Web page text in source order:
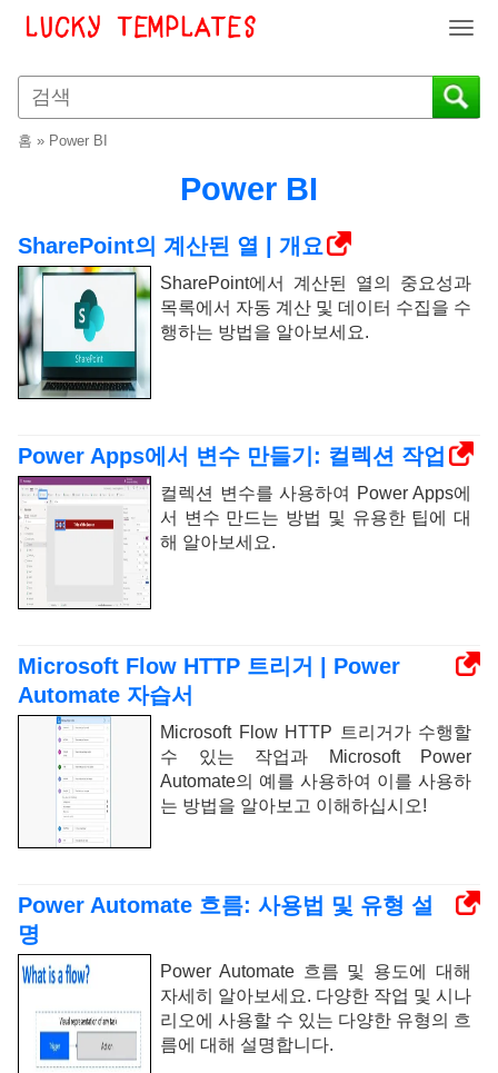
T
g
g
g
a
홈 » Power BI
Power BI
SharePoint의 계산된 열 | 개요
SharePoint에서 계산된 열의 중요성과
목록에서 자동 계산 및 데이터 수집을 수
행하는 방법을 알아보세요.
Power Apps에서 변수 만들기: 컬렉션 작업
컬렉션 변수를 사용하여 Power Apps에
서 변수 만드는 방법 및 유용한 팁에 대
해 알아보세요.
Microsoft Flow HTTP 트리거 | Power
Automate 자습서
Microsoft Flow HTTP 트리거가 수행할
수 있는 작업과 Microsoft Power
Automate의 예를 사용하여 이를 사용하
는 방법을 알아보고 이해하십시오!
Power Automate 흐름: 사용법 및 유형 설
명
Power Automate 흐름 및 용도에 대해
자세히 알아보세요. 다양한 작업 및 시나
리오에 사용할 수 있는 다양한 유형의 흐
름에 대해 설명합니다.